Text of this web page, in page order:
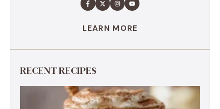
LEARN MORE
RECENT RECIPES